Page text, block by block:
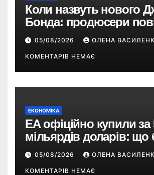
Коли назвуть нового
Бонда: продюсери
про терміни кастингу
05/08/2026 ОЛЕНА
КОМЕНТАРІВ НЕМАЄ
ЕКОНОМІКА
EA офіційно купили за
мільярдів доларів: що
EA Sports FC, Battlefield
Sims
05/08/2026 ОЛЕНА
КОМЕНТАРІВ НЕМАЄ